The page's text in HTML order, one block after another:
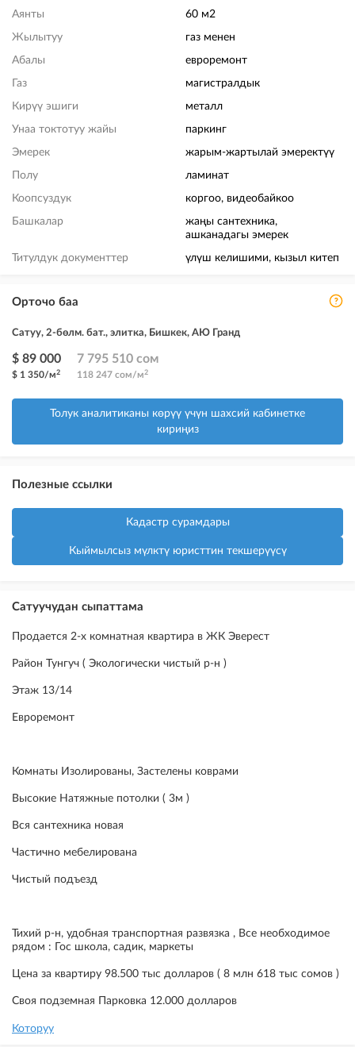
Аянты 60 м2
Жылытуу газ менен
Абалы евроремонт
Газ магистралдык
Кирүү эшиги металл
Унаа токтотуу жайы паркинг
Эмерек жарым-жартылай эмеректүү
Полу ламинат
Коопсуздук коргоо, видеобайкоо
Башкалар
жаңы сантехника,
ашканадагы эмерек
Титулдук документтер үлүш келишими, кызыл китеп
Орточо баа
Сатуу, 2-бөлм. бат., элитка, Бишкек, АЮ Гранд
$ 89 000
$ 1 350/м2
7 795 510 сом
118 247 сом/м2
Толук аналитиканы көрүү үчүн шахсий кабинетке
кириңиз
Полезные ссылки
Кадастр сурамдары
Кыймылсыз мүлктү юристтин текшерүүсү
Сатуучудан сыпаттама
Продается 2-х комнатная квартира в ЖК Эверест
Район Тунгуч ( Экологически чистый р-н )
Этаж 13/14
Евроремонт
Комнаты Изолированы, Застелены коврами
Высокие Натяжные потолки ( 3м )
Вся сантехника новая
Частично мебелирована
Чистый подъезд
Тихий р-н, удобная транспортная развязка , Все необходимое
рядом : Гос школа, садик, маркеты
Цена за квартиру 98.500 тыс долларов ( 8 млн 618 тыс сомов )
Своя подземная Парковка 12.000 долларов
Которуу